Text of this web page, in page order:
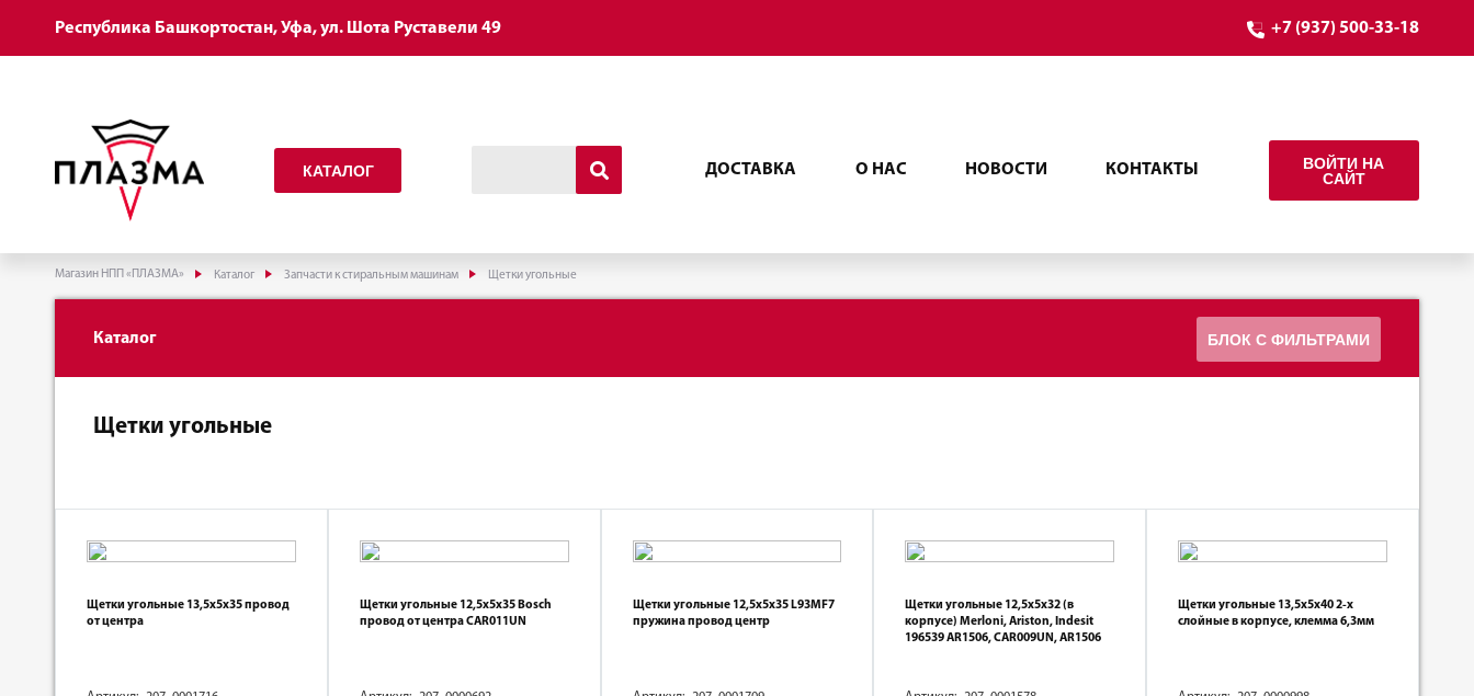
Республика Башкортостан, Уфа, ул. Шота Руставели 49 +7 (937) 500-33-18
КАТАЛОГ ДОСТАВКА О НАС НОВОСТИ КОНТАКТЫ
ВОЙТИ НА
САЙТ
Магазин НПП «ПЛАЗМА» Каталог Запчасти к стиральным машинам Щетки угольные
Каталог БЛОК С ФИЛЬТРАМИ
Щетки угольные
Щетки угольные 13,5х5х35 провод
от центра
Щетки угольные 12,5х5х35 Bosch
провод от центра CAR011UN
Щетки угольные 12,5х5х35 L93MF7
пружина провод центр
Щетки угольные 12,5х5х32 (в
корпусе) Merloni, Аriston, Indesit
196539 AR1506, CAR009UN, AR1506
Щетки угольные 13,5х5х40 2-х
слойные в корпусе, клемма 6,3мм